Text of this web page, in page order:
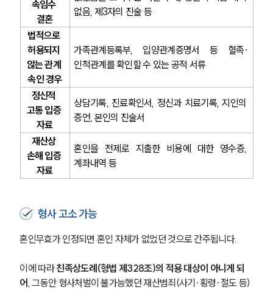
구성원 소개
언론보도
공지사항
법률 블로그
뉴스레터/브로슈어
속임수
결혼
없음, 제3자의 진술 등
법적으로
허용되지
않는 관계
속인 경우
가족관계등록부, 입양관계증명서 등 혈족·
인척관계를 확인할 수 있는 공적 서류
정신적
고통 입증
자료
상담기록, 진료확인서, 정신과 치료기록, 지인의
증언, 본인의 진술서
재산상
손해 입증
자료
혼인을 전제로 지출한 비용에 대한 영수증,
계좌내역 등
형사 고소 가능
혼인무효가 인정되면 혼인 자체가 없었던 것으로 간주됩니다.
이에 따라 친족상도례(형법 제328조)의 적용 대상이 아니게 되
어 , 그동안 형사처벌이 불가능했던 재산범죄(사기·횡령·절도 등)